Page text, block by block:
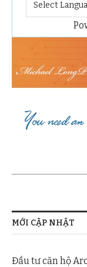
MỚI CẬP NHẬT
Đầu tư căn hộ